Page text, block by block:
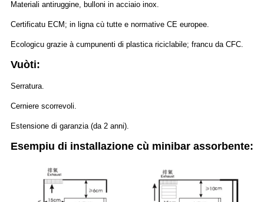
Materiali antiruggine, bulloni in acciaio inox.
Certificatu ECM; in ligna cù tutte e normative CE europee.
Ecologicu grazie à cumpunenti di plastica riciclabile; francu da CFC.
Vuòti:
Serratura.
Cerniere scorrevoli.
Estensione di garanzia (da 2 anni).
Esempiu di installazione cù minibar assorbente: